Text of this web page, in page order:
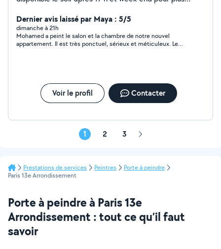
Dernier avis laissé par Maya : 5/5
dimanche à 21h
Mohamed a peint le salon et la chambre de notre nouvel
appartement. Il est très ponctuel, sérieux et méticuleux. Le
Voir le profil Contacter
1 2 3 Page
Prestations de services Peintres
Porte à peindre
Paris 13e Arrondissement
Porte à peindre à Paris 13e
Arrondissement : tout ce qu’il faut
savoir